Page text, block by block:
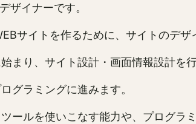
ザイナーです。
サイトを作るために、サイトのデザ
まり、サイト設計・画面情報設計を行
グラミングに進みます。
ールを使いこなす能力や、プログラ